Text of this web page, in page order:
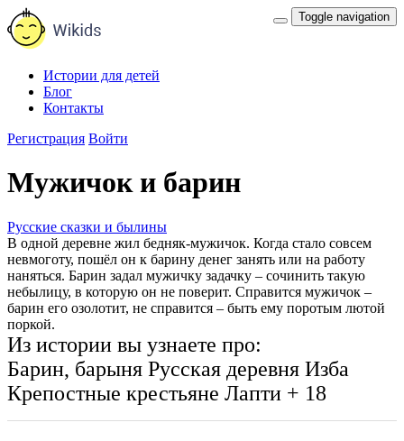
Toggle navigation
Истории для детей
Блог
Контакты
Регистрация Войти
Мужичок и барин
Русские сказки и былины
В одной деревне жил бедняк-мужичок. Когда стало совсем
невмоготу, пошёл он к барину денег занять или на работу
наняться. Барин задал мужичку задачку – сочинить такую
небылицу, в которую он не поверит. Справится мужичок –
барин его озолотит, не справится – быть ему поротым лютой
поркой.
Из истории вы узнаете про:
Барин, барыня Русская деревня Изба
Крепостные крестьяне Лапти + 18